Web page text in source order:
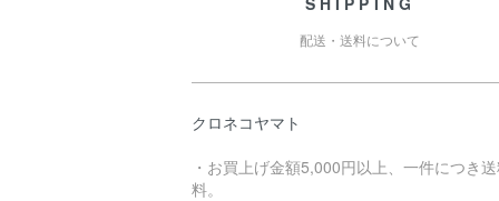
配送・送料について
クロネコヤマト
・お買上げ金額5,000円以上、一件につき
料。